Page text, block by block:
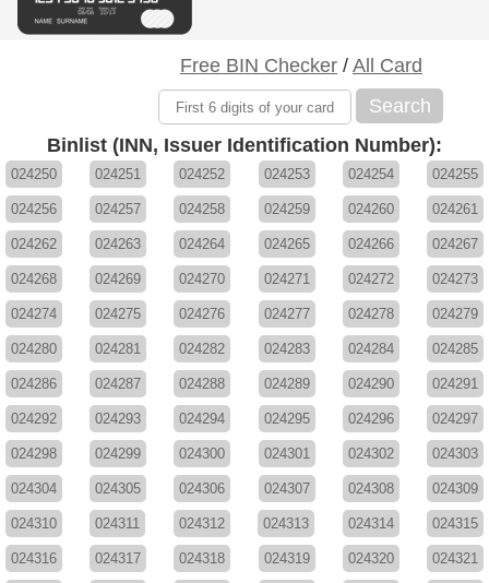
Free BIN Checker / All Card
Search
Binlist (INN, Issuer Identification Number):
024250 024251 024252 024253 024254 024255
024256 024257 024258 024259 024260 024261
024262 024263 024264 024265 024266 024267
024268 024269 024270 024271 024272 024273
024274 024275 024276 024277 024278 024279
024280 024281 024282 024283 024284 024285
024286 024287 024288 024289 024290 024291
024292 024293 024294 024295 024296 024297
024298 024299 024300 024301 024302 024303
024304 024305 024306 024307 024308 024309
024310 024311 024312 024313 024314 024315
024316 024317 024318 024319 024320 024321